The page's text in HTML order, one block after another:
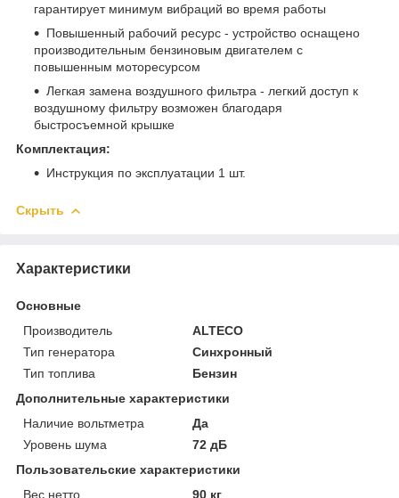
гарантирует минимум вибраций во время работы
Повышенный рабочий ресурс - устройство оснащено
производительным бензиновым двигателем с
повышенным моторесурсом
Легкая замена воздушного фильтра - легкий доступ к
воздушному фильтру возможен благодаря
быстросъемной крышке
Комплектация:
Инструкция по эксплуатации 1 шт.
Скрыть
Характеристики
Основные
Производитель
ALTECO
Тип генератора
Синхронный
Тип топлива
Бензин
Дополнительные характеристики
Наличие вольтметра
Да
Уровень шума
72 дБ
Пользовательские характеристики
Вес нетто
90 кг